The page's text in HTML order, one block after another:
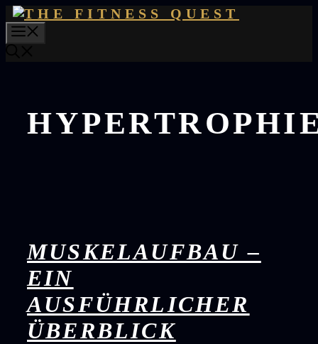
Skip
to
content
MUSKELAUFBAU –
EIN
AUSFÜHRLICHER
ÜBERBLICK